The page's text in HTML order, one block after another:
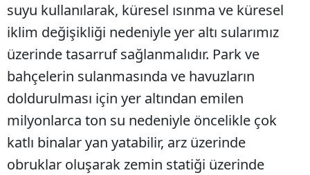
suyu kullanılarak, küresel ısınma ve küresel
iklim değişikliği nedeniyle yer altı sularımız
üzerinde tasarruf sağlanmalıdır. Park ve
bahçelerin sulanmasında ve havuzların
doldurulması için yer altından emilen
milyonlarca ton su nedeniyle öncelikle çok
katlı binalar yan yatabilir, arz üzerinde
obruklar oluşarak zemin statiği üzerinde